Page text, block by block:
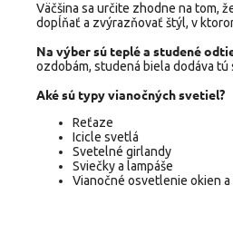
Väčšina sa určite zhodne na tom,
dopĺňať a zvýrazňovať štýl, v
Na výber sú teplé a studené
ozdobám, studená biela dodáva
Aké sú typy vianočných svetiel?
Reťaze
Icicle svetlá
Svetelné girlandy
Sviečky a lampáše
Vianočné osvetlenie okien a